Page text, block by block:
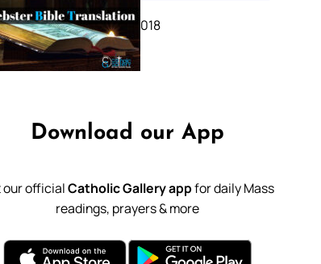
October 11, 2018
Download our App
our officialCatholic Gallery appfor daily Mass
readings, prayers & more